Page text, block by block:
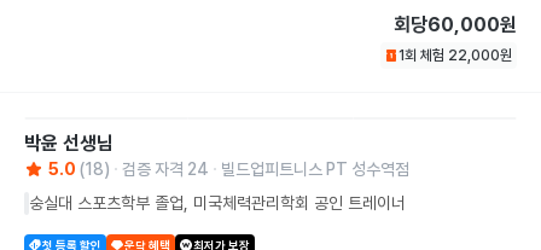
회당60,000원
1회 체험 22,000원
박윤 선생님
5.0 (18) 검증 자격 24
빌드업피트니스 PT 성수역점
숭실대 스포츠학부 졸업, 미국체력관리학회 공인 트레이너
첫 등록 할인 운닥 혜택 최저가 보장